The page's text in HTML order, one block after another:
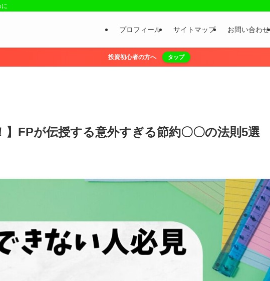
プロフィール サイトマップ お問い合わせ
投資初心者の方へ タップ
】FPが伝授する意外すぎる節約〇〇の法則5選